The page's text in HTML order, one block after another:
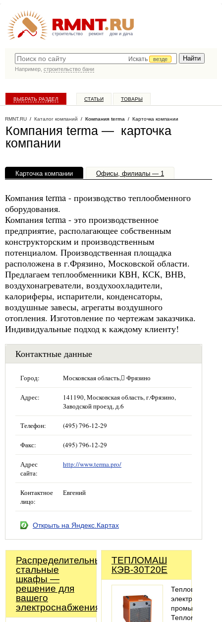
строительство ремонт дом и дача
Искать
везде
Например, строительство бани
ВЫБРАТЬ РАЗДЕЛ СТАТЬИ ТОВАРЫ
RMNT.RU / Каталог компаний / Компания terma / Карточка компании
Компания terma — карточка
компании
Карточка компании Офисы, филиалы — 1
Компания terma - производство теплообменного
оборудования.
Компания terma - это производственное
предприятие, располагающее собственным
конструкторским и производственным
потенциалом. Производственная площадка
расположена в г.Фрязино, Московской области.
Предлагаем теплообменники КВН, КСК, ВНВ,
воздухонагреватели, воздухоохладители,
калориферы, испарители, конденсаторы,
воздушные завесы, агрегаты воздушного
отопления. Изготовление по чертежам заказчика.
Индивидуальные подход к каждому клиенту!
Контактные данные
Город: Московская область, ِФрязино
Адрес:
141190, Московская область, г.Фрязино,
Заводской проезд, д.6
Телефон: (495) 796-12-29
Факс: (495) 796-12-29
Адрес
сайта:
http://www.terma.pro/
Контактное
лицо:
Евгений
Открыть на Яндекс.Картах
Распределительные
стальные
шкафы —
решение для
вашего
электроснабжения!
ТЕПЛОМАШ
КЭВ-30Т20Е
электрический
Тепломаш